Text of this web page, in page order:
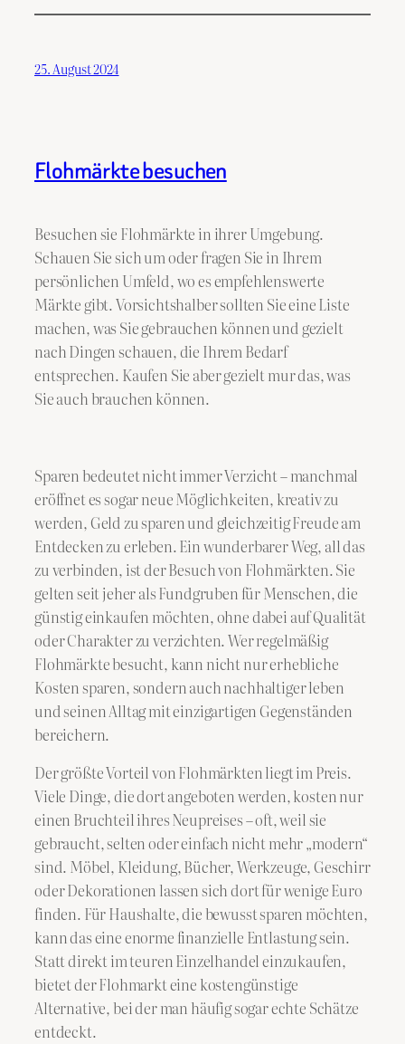
25. August 2024
Flohmärkte besuchen
Besuchen sie Flohmärkte in ihrer Umgebung.
Schauen Sie sich um oder fragen Sie in Ihrem
persönlichen Umfeld, wo es empfehlenswerte
Märkte gibt. Vorsichtshalber sollten Sie eine Liste
machen, was Sie gebrauchen können und gezielt
nach Dingen schauen, die Ihrem Bedarf
entsprechen. Kaufen Sie aber gezielt mur das, was
Sie auch brauchen können.
Sparen bedeutet nicht immer Verzicht – manchmal
eröffnet es sogar neue Möglichkeiten, kreativ zu
werden, Geld zu sparen und gleichzeitig Freude am
Entdecken zu erleben. Ein wunderbarer Weg, all das
zu verbinden, ist der Besuch von Flohmärkten. Sie
gelten seit jeher als Fundgruben für Menschen, die
günstig einkaufen möchten, ohne dabei auf Qualität
oder Charakter zu verzichten. Wer regelmäßig
Flohmärkte besucht, kann nicht nur erhebliche
Kosten sparen, sondern auch nachhaltiger leben
und seinen Alltag mit einzigartigen Gegenständen
bereichern.
Der größte Vorteil von Flohmärkten liegt im Preis.
Viele Dinge, die dort angeboten werden, kosten nur
einen Bruchteil ihres Neupreises – oft, weil sie
gebraucht, selten oder einfach nicht mehr „modern“
sind. Möbel, Kleidung, Bücher, Werkzeuge, Geschirr
oder Dekorationen lassen sich dort für wenige Euro
finden. Für Haushalte, die bewusst sparen möchten,
kann das eine enorme finanzielle Entlastung sein.
Statt direkt im teuren Einzelhandel einzukaufen,
bietet der Flohmarkt eine kostengünstige
Alternative, bei der man häufig sogar echte Schätze
entdeckt.